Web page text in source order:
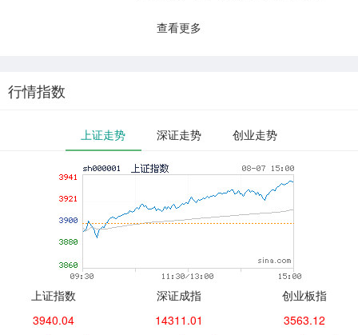
资本市场的重要一步。本文....
查看更多
行情指数
上证走势 深证走势 创业走势
上证指数
3940.04
深证成指
14311.01
创业板指
3563.12